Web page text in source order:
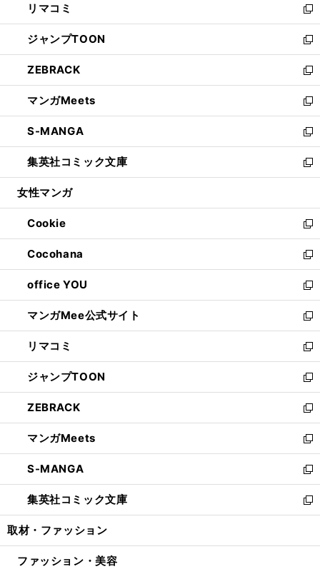
で
開
く
ド
ウ
で
開
く
ィ
ン
ド
ウ
で
開
く
い
ウ
ィ
ン
ド
ウ
で
開
く
リマコミ
新
し
い
ウ
ィ
ン
ド
ウ
で
開
く
ジャンプTOON
新
し
い
ウ
ィ
ン
ド
ウ
で
開
ZEBRACK
新
し
い
ウ
ィ
ン
ド
ウ
開
く
マンガMeets
新
し
い
ウ
ィ
ン
ウ
で
開
く
S-MANGA
新
し
い
ウ
ン
ド
ウ
で
開
く
集英社コミック文庫
新
し
ウ
ィ
ン
ド
ウ
で
開
く
女性マンガ
Cookie
新
し
い
ウ
ィ
ン
ド
ウ
で
開
く
Cocohana
新
し
い
ウ
ィ
ン
ド
ウ
で
開
く
office YOU
新
し
い
ウ
ィ
ン
ド
ウ
で
開
く
マンガMee公式サイト
新
し
い
ウ
ィ
ン
ド
ウ
で
開
く
リマコミ
新
し
い
ウ
ィ
ン
ド
ウ
で
開
く
ジャンプTOON
新
し
い
ウ
ィ
ン
ド
ウ
で
開
ZEBRACK
新
し
い
ウ
ィ
ン
ド
ウ
開
マンガMeets
新
し
い
ウ
ィ
ン
ウ
S-MANGA
新
し
い
ウ
ン
集英社コミック文庫
新
し
ウ
取材・ファッション
ファッション・美容